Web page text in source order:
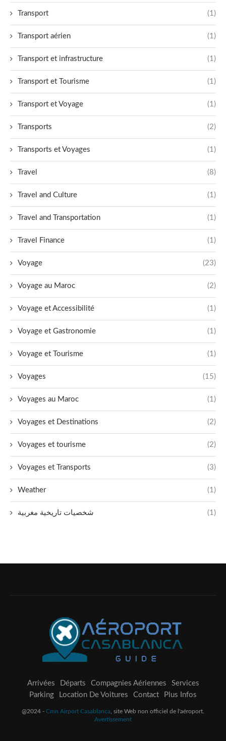
Transport (1)
Transport aérien (1)
Transport et infrastructure (1)
Transport et Tourisme (1)
Transport et Voyage (1)
Transports (2)
Transports et Voyages (1)
Travel (8)
Travel and Culture (1)
Travel and Transportation (1)
Travel Finance (1)
Voyage (23)
Voyage au Maroc (2)
Voyage et Accessibilité (1)
Voyage et Gastronomie (1)
Voyage et Tourisme (1)
Voyages (15)
Voyages au Maroc (1)
Voyages et Destinations (2)
Voyages et tourisme (2)
Voyages et Transports (3)
Weather (1)
شخصيات تاريخية مغربية (1)
Arrivées Départs Compagnies Aériennes
Services
Parking
Location De Voitures Contact Plus Infos
@2024 - Cmn Airport Casablanca , site Web non officiel de l'aéroport.
Avertissement